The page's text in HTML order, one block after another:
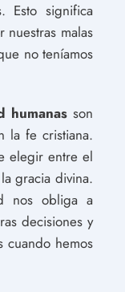
Esto significa
malas
no teníamos
humanasson
la fe cristiana.
elegir entre el
gracia divina.
nos obliga a
decisiones y
cuando hemos